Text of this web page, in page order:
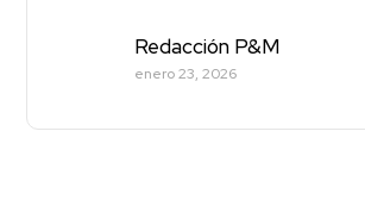
Redacción P&M
enero 23, 2026